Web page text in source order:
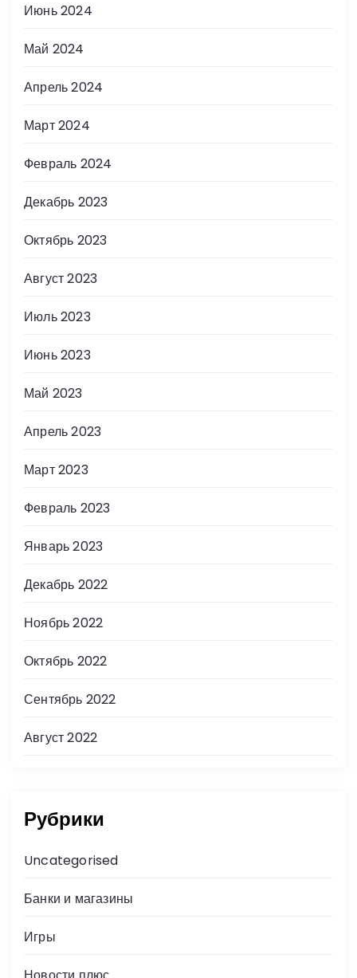
Июнь 2024
Май 2024
Апрель 2024
Март 2024
Февраль 2024
Декабрь 2023
Октябрь 2023
Август 2023
Июль 2023
Июнь 2023
Май 2023
Апрель 2023
Март 2023
Февраль 2023
Январь 2023
Декабрь 2022
Ноябрь 2022
Октябрь 2022
Сентябрь 2022
Август 2022
Рубрики
Uncategorised
Банки и магазины
Игры